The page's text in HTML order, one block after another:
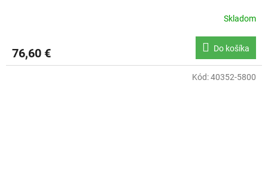
Skladom
76,60 € Do košíka
Kód:40352-5800